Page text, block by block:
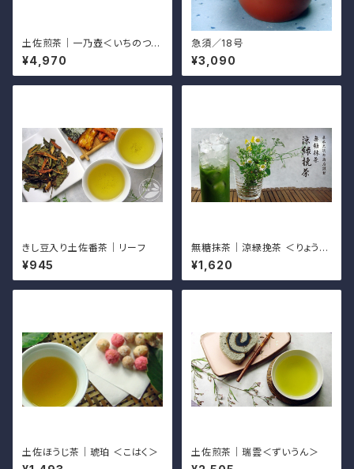
土佐煎茶｜一乃壺＜いちのつぼ
＞
¥4,970
急須／18号
¥3,090
きし豆入り土佐番茶｜リーフ
¥945
無糖抹茶｜涼緑挽茶 ＜りょうり
ょくひきちゃ＞
¥1,620
土佐ほうじ茶｜琥珀 ＜こはく＞ 土佐煎茶｜瑞雲＜ずいうん＞